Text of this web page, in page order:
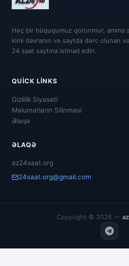
Heç bir hüququmuz qorunmur, amma
kimi davranın və saytda dərc olunan
24 saat saytına istinad edin.
QUICK LINKS
Gizlilik Siyasəti
Məlumatların Silinməsi
Əlaqə
ƏLAQƏ
az24saat.org
24saat.org@gmail.com
Copyright © 2026 —